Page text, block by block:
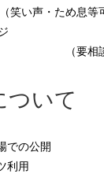
（笑い声・ため息等
（要相
いて
での公開
利用